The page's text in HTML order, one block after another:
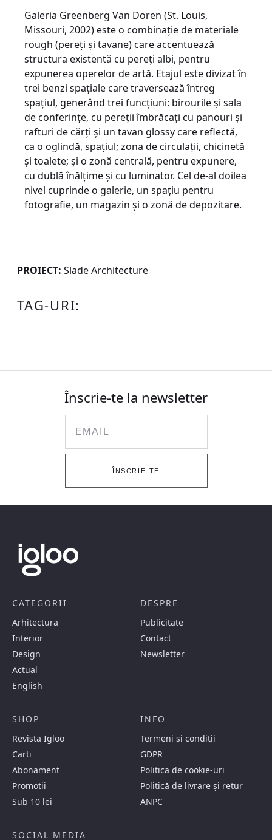
Galeria Greenberg Van Doren (St. Louis,
Missouri, 2002) este o combinaţie de materiale
rough (pereţi şi tavane) care accentuează
structura existentă cu pereţi albi, pentru
expunerea operelor de artă. Etajul este divizat în
trei benzi spaţiale care traversează întreg
spaţiul, generând trei funcţiuni: birourile şi sala
de conferinţe, cu pereţii îmbrăcaţi cu panouri şi
rafturi de cărţi şi un tavan glossy care reflectă,
ca o oglindă, spaţiul; zona de circulaţii, chicinetă
şi toalete; şi o zonă centrală, pentru expunere,
cu dublă înălţime şi cu luminator. Cel de-al doilea
nivel cuprinde o galerie, un spaţiu pentru
fotografie, un magazin şi o zonă de depozitare.
PROIECT: Slade Architecture
TAG-URI:
Înscrie-te la newsletter
ÎNSCRIE-TE
CATEGORII
Arhitectura
Interior
Design
Actual
English
DESPRE
Publicitate
Contact
Newsletter
SHOP
Revista Igloo
Carti
Abonament
Promotii
Sub 10 lei
INFO
Termeni si conditii
GDPR
Politica de cookie-uri
Politică de livrare și retur
ANPC
SOCIAL MEDIA